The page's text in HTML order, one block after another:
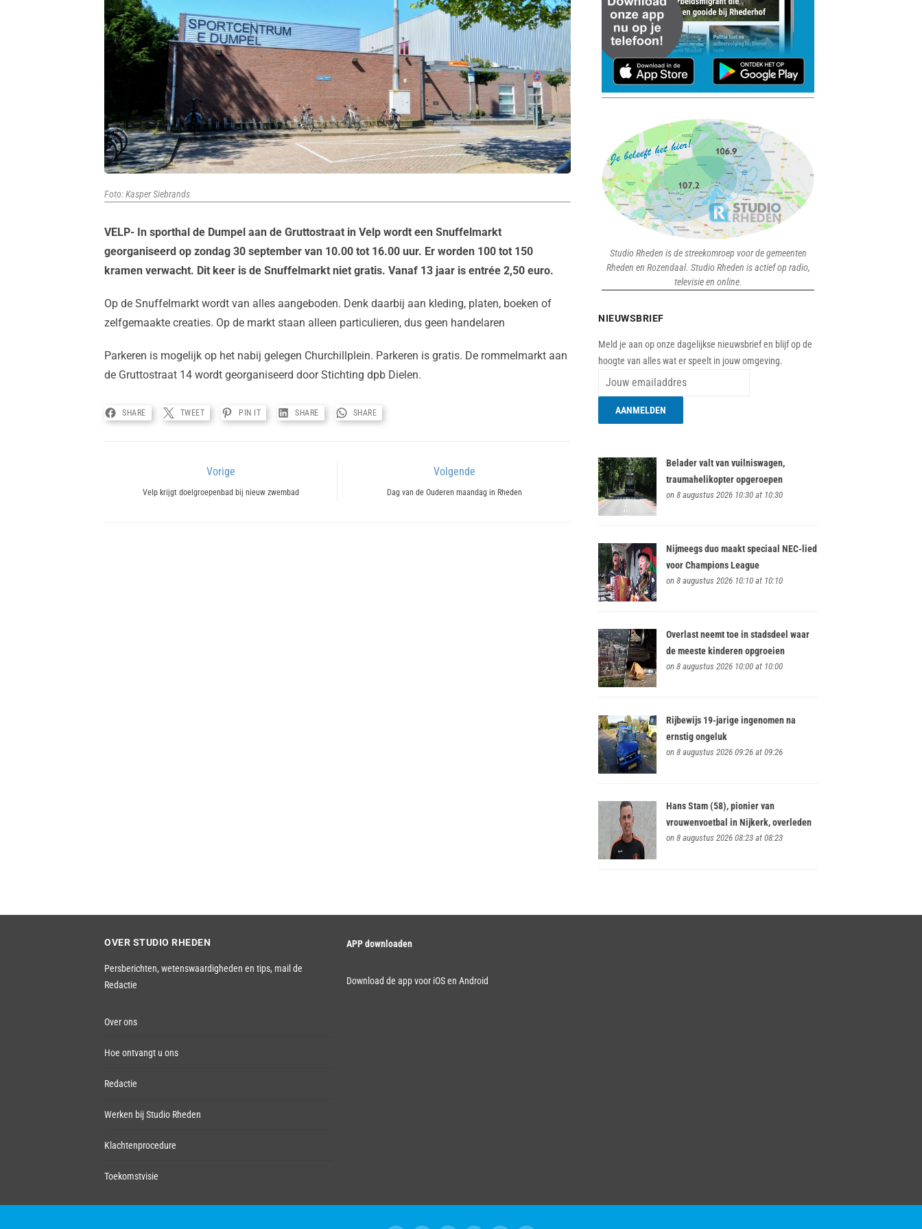
Foto: Kasper Siebrands
VELP- In sporthal de Dumpel aan de Gruttostraat in Velp wordt een Snuffelmarkt
georganiseerd op zondag 30 september van 10.00 tot 16.00 uur. Er worden 100 tot 150
kramen verwacht. Dit keer is de Snuffelmarkt niet gratis. Vanaf 13 jaar is entrée 2,50 euro.
Op de Snuffelmarkt wordt van alles aangeboden. Denk daarbij aan kleding, platen, boeken of
zelfgemaakte creaties. Op de markt staan alleen particulieren, dus geen handelaren
Parkeren is mogelijk op het nabij gelegen Churchillplein. Parkeren is gratis. De rommelmarkt aan
de Gruttostraat 14 wordt georganiseerd door Stichting dpb Dielen.
SHARE TWEET PIN IT SHARE SHARE
navigatie
Vorige
Previous
Velp krijgt doelgroepenbad bij nieuw zwembad
Volgende
Next
Dag van de Ouderen maandag in Rheden
Studio Rheden is de streekomroep voor de gemeenten
Rheden en Rozendaal. Studio Rheden is actief op radio,
televisie en online.
NIEUWSBRIEF
Meld je aan op onze dagelijkse nieuwsbrief en blijf op de
hoogte van alles wat er speelt in jouw omgeving.
Belader valt van vuilniswagen,
traumahelikopter opgeroepen
on 8 augustus 2026 10:30 at 10:30
Nijmeegs duo maakt speciaal NEC-lied
voor Champions League
on 8 augustus 2026 10:10 at 10:10
Overlast neemt toe in stadsdeel waar
de meeste kinderen opgroeien
on 8 augustus 2026 10:00 at 10:00
Rijbewijs 19-jarige ingenomen na
ernstig ongeluk
on 8 augustus 2026 09:26 at 09:26
Hans Stam (58), pionier van
vrouwenvoetbal in Nijkerk, overleden
on 8 augustus 2026 08:23 at 08:23
OVER STUDIO RHEDEN
Persberichten, wetenswaardigheden en tips, mail de
Redactie
Over ons
Hoe ontvangt u ons
Redactie
Werken bij Studio Rheden
Klachtenprocedure
Toekomstvisie
APP downloaden
Download de app voor iOS en Android